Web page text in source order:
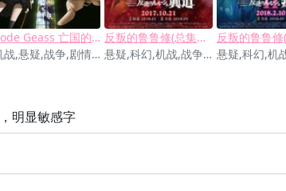
Code Geass 亡国的阿基德
机战,悬疑,战争,剧情,科幻
反叛的鲁鲁修(总集篇1) 兴道
悬疑,科幻,机战,战争,社会
明显敏感字